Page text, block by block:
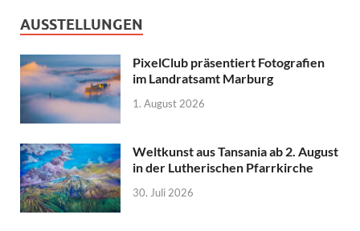
AUSSTELLUNGEN
PixelClub präsentiert Fotografien
im Landratsamt Marburg
1. August 2026
Weltkunst aus Tansania ab 2. August
in der Lutherischen Pfarrkirche
30. Juli 2026